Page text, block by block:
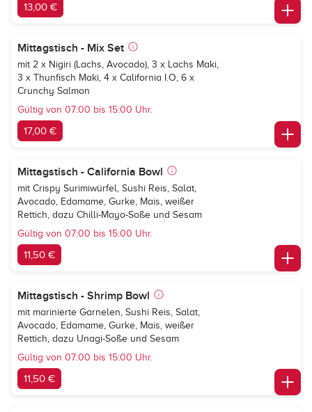
13,00 €
Mittagstisch - Mix Set
mit 2 x Nigiri (Lachs, Avocado), 3 x Lachs Maki,
3 x Thunfisch Maki, 4 x California I.O, 6 x
Crunchy Salmon
Gültig von 07:00 bis 15:00 Uhr.
17,00 €
Mittagstisch - California Bowl
mit Crispy Surimiwürfel, Sushi Reis, Salat,
Avocado, Edamame, Gurke, Mais, weißer
Rettich, dazu Chilli-Mayo-Soße und Sesam
Gültig von 07:00 bis 15:00 Uhr.
11,50 €
Mittagstisch - Shrimp Bowl
mit marinierte Garnelen, Sushi Reis, Salat,
Avocado, Edamame, Gurke, Mais, weißer
Rettich, dazu Unagi-Soße und Sesam
Gültig von 07:00 bis 15:00 Uhr.
11,50 €